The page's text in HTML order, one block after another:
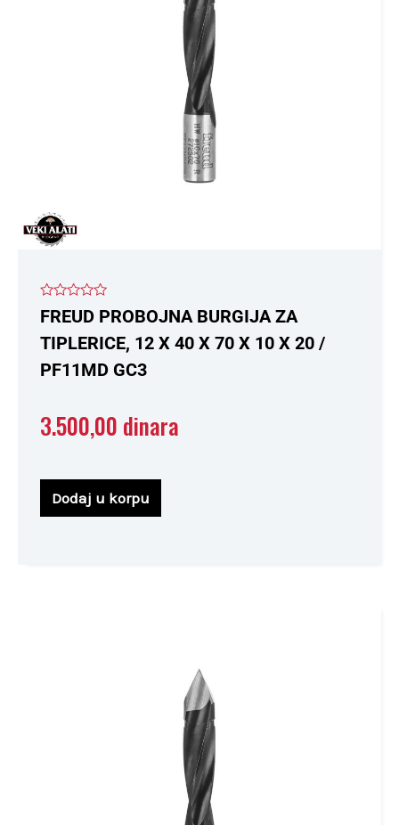
Ocenjeno
sa
0
od
FREUD PROBOJNA BURGIJA ZA
TIPLERICE, 12 X 40 X 70 X 10 X 20 /
PF11MD GC3
3.500,00 dinara
Dodaj u korpu